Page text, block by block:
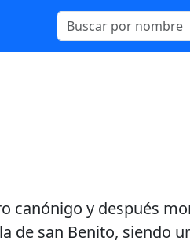
canónigo y después
de san Benito, siendo